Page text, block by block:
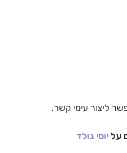
ליצור עימי קשר.
על יוסי גולד